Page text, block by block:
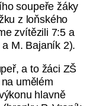
soupeře žáky
z loňského
zvítězili 7:5 a
M. Bajaník 2).
a to žáci ZŠ
umělém
hlavně